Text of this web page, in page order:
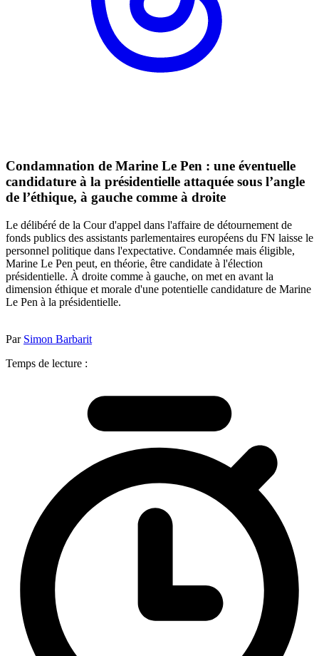
Condamnation de Marine Le Pen : une éventuelle
candidature à la présidentielle attaquée sous l’angle
de l’éthique, à gauche comme à droite
Le délibéré de la Cour d'appel dans l'affaire de détournement de
fonds publics des assistants parlementaires européens du FN laisse le
personnel politique dans l'expectative. Condamnée mais éligible,
Marine Le Pen peut, en théorie, être candidate à l'élection
présidentielle. À droite comme à gauche, on met en avant la
dimension éthique et morale d'une potentielle candidature de Marine
Le Pen à la présidentielle.
Par Simon Barbarit
Temps de lecture :